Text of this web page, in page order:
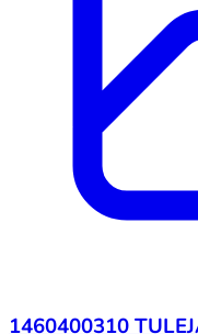
1460400310